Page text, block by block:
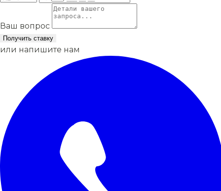
Ваш вопрос
Получить ставку
или напишите нам